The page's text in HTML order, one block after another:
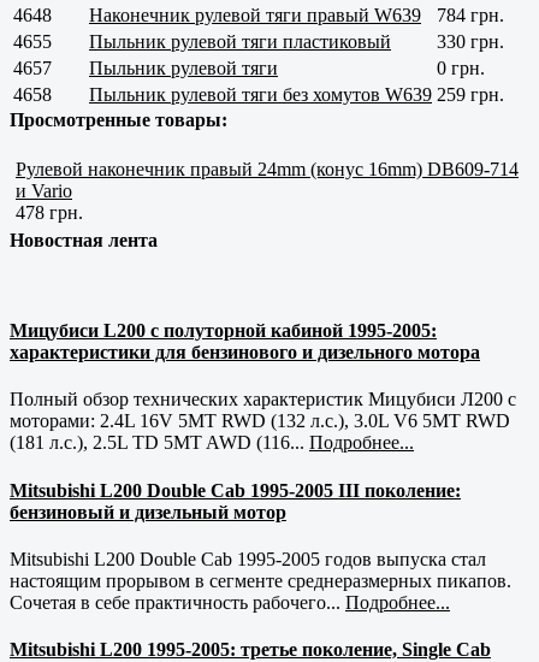
4648
Наконечник рулевой тяги правый W639
784 грн.
4655
Пыльник рулевой тяги пластиковый
330 грн.
4657
Пыльник рулевой тяги
0 грн.
4658
Пыльник рулевой тяги без хомутов W639 259 грн.
Просмотренные товары:
Рулевой наконечник правый 24mm (конус 16mm) DB609-714
и Vario
478 грн.
Новостная лента
Мицубиси L200 с полуторной кабиной 1995-2005:
характеристики для бензинового и дизельного мотора
Полный обзор технических характеристик Мицубиси Л200 с
моторами: 2.4L 16V 5MT RWD (132 л.с.), 3.0L V6 5MT RWD
(181 л.с.), 2.5L TD 5MT AWD (116... Подробнее...
Mitsubishi L200 Double Cab 1995-2005 III поколение:
бензиновый и дизельный мотор
Mitsubishi L200 Double Cab 1995-2005 годов выпуска стал
настоящим прорывом в сегменте среднеразмерных пикапов.
Сочетая в себе практичность рабочего... Подробнее...
Mitsubishi L200 1995-2005: третье поколение, Single Cab